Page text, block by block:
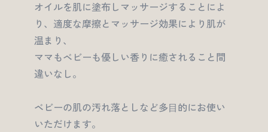
オイルを肌に塗布しマッサージすることによ
り、適度な摩擦とマッサージ効果により肌が
温まり、
ママもベビーも優しい香りに癒されること間
違いなし。
ベビーの肌の汚れ落としなど多⽬的にお使い
いただけます。